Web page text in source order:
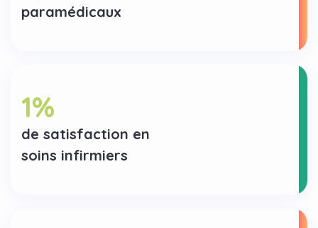
paramédicaux
1%
de satisfaction en
soins infirmiers